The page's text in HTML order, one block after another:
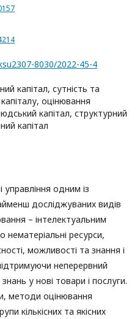
8030/2022-45-4
капітал, сутність та
оцінювання
капітал, структурний
капітал
одним із
досліджуваних видів
– інтелектуальним
нематеріальні ресурси,
можливості та знання і
неперервний
у нові товари і послуги.
методи оцінювання
кількісних та якісних